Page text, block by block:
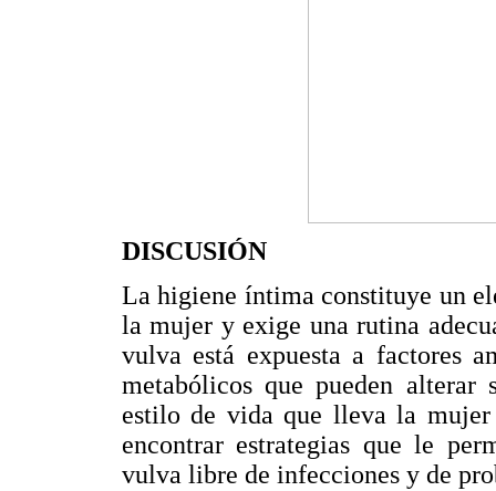
DISCUSIÓN
La higiene íntima constituye un
la mujer y exige una rutina
vulva está expuesta a factores
metabólicos que pueden
estilo de vida que lleva la mujer
encontrar estrategias que le
vulva libre de infecciones y de